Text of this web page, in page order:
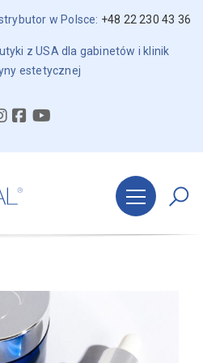
w Polsce: +48 22 230 43 36
z USA dla gabinetów i klinik
estetycznej